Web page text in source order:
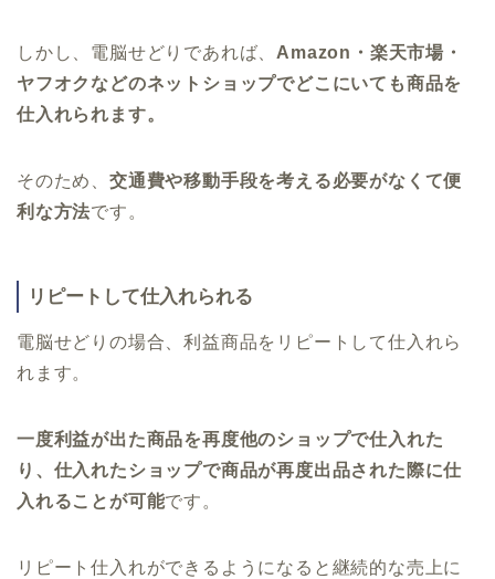
しかし、電脳せどりであれば、Amazon・楽天市場・
ヤフオクなどのネットショップでどこにいても商品を
仕入れられます。
そのため、 交通費や移動手段を考える必要がなくて便
利な方法です。
リピートして仕入れられる
電脳せどりの場合、利益商品をリピートして仕入れら
れます。
一度利益が出た商品を再度他のショップで仕入れた
り、仕入れたショップで商品が再度出品された際に仕
入れることが可能です。
リピート仕入れができるようになると継続的な売上に